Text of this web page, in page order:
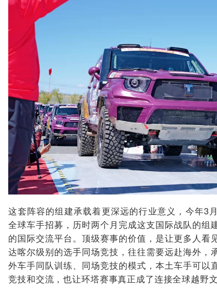
这套阵容的组建承载着更深远的行业意义，今年3
全球车手招募，历时两个月完成这支国际战队的组
的国际交流平台。顶级赛事的价值，是让更多人看
达喀尔级别的选手同场竞技，往往需要远赴海外，
外车手同队训练、同场竞技的模式，本土车手可以
竞技和交流，也让环塔赛事真正成了连接全球越野